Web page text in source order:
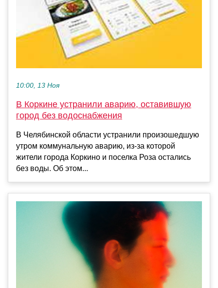
10:00, 13 Ноя
В Коркине устранили аварию, оставившую
город без водоснабжения
В Челябинской области устранили произошедшую
утром коммунальную аварию, из-за которой
жители города Коркино и поселка Роза остались
без воды. Об этом...